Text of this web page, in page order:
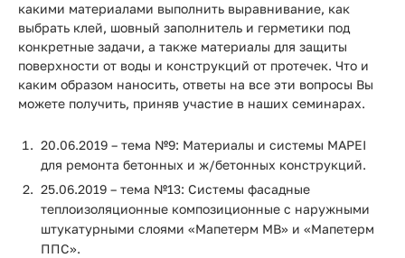
Калькуляторы
Контакты
800
550-
03-
50
какими материалами выполнить выравнивание, как
выбрать клей, шовный заполнитель и герметики под
конкретные задачи, а также материалы для защиты
поверхности от воды и конструкций от протечек. Что и
каким образом наносить, ответы на все эти вопросы Вы
можете получить, приняв участие в наших семинарах.
20.06.2019 – тема №9: Материалы и системы MAPEI
для ремонта бетонных и ж/бетонных конструкций.
25.06.2019 – тема №13: Системы фасадные
теплоизоляционные композиционные с наружными
штукатурными слоями «Мапетерм МВ» и «Мапетерм
ППС».